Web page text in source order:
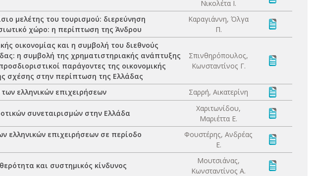
Νικολέτα Ι.
μελέτης του τουρισμού: διερεύνηση
χώρο: η περίπτωση της Άνδρου
Καραγιάννη, Όλγα
Π.
οικονομίας και η συμβολή του διεθνούς
η συμβολή της χρηματιστηριακής ανάπτυξης
παράγοντες της οικονομικής
σχέσης στην περίπτωση της Ελλάδας
Σπινθηρόπουλος,
Κωνσταντίνος Γ.
ελληνικών επιχειρήσεων Σαρρή, Αικατερίνη
συνεταιρισμών στην Ελλάδα
Χαριτωνίδου,
Μαριέττα Ε.
ελληνικών επιχειρήσεων σε περίοδο
Φουστέρης, Ανδρέας
Ε.
και συστημικός κίνδυνος
Μουτσιάνας,
Κωνσταντίνος Α.